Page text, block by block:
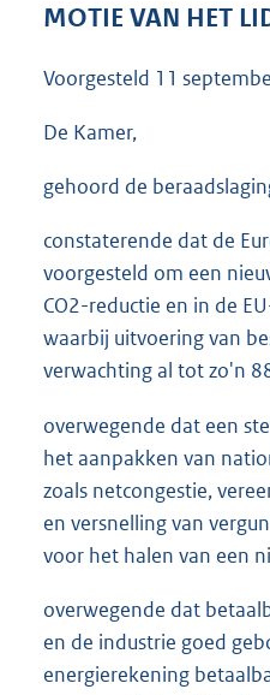
MOTIE VAN HET
Voorgesteld 11
De Kamer,
gehoord de
constaterende dat de
voorgesteld om een
CO2-reductie en in de
waarbij uitvoering van
verwachting al tot zo'n
overwegende dat een
het aanpakken van
zoals netcongestie,
en versnelling van
voor het halen van een
overwegende dat
en de industrie goed
energierekening